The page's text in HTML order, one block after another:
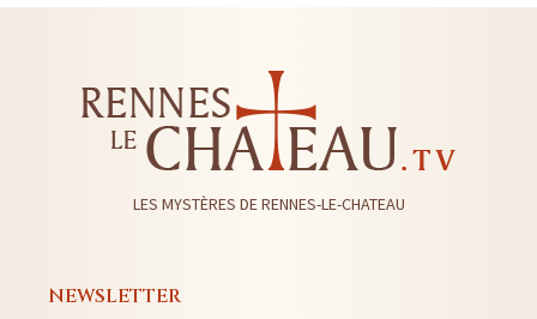
LES MYSTÈRES DE RENNES-LE-CHATEAU
NEWSLETTER